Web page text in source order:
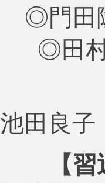
◎門田
◎田
池田良
【